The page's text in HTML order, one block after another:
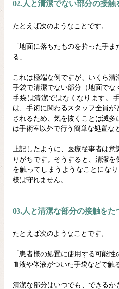
02.人と清潔でない部分の接触
たとえば次のようなことです。
「地面に落ちたものを拾った手
る」
これは極端な例ですが、いくら
手袋で清潔でない部分（地面でな
手袋は清潔ではなくなります。
は、手術に関わるスタッフ全員
されるため、気を抜くことは滅多
は手術室以外で行う簡単な処置な
上記したように、医療従事者は意
りがちです。そうすると、清潔
を触ってしまうようなことにな
様は守れません。
03.人と清潔な部分の接触をた
たとえば次のようなことです。
「患者様の処置に使用する可能
血液や体液がついた手袋などで触
清潔な部分はいつでも、できるか